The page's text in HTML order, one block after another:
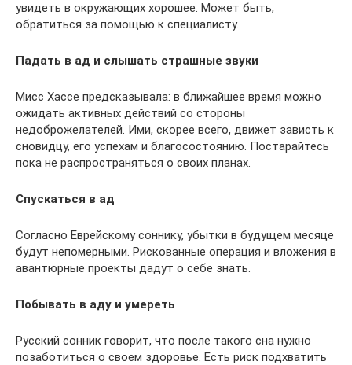
увидеть в окружающих хорошее. Может быть,
обратиться за помощью к специалисту.
Падать в ад и слышать страшные звуки
Мисс Хассе предсказывала: в ближайшее время можно
ожидать активных действий со стороны
недоброжелателей. Ими, скорее всего, движет зависть к
сновидцу, его успехам и благосостоянию. Постарайтесь
пока не распространяться о своих планах.
Спускаться в ад
Согласно Еврейскому соннику, убытки в будущем месяце
будут непомерными. Рискованные операция и вложения в
авантюрные проекты дадут о себе знать.
Побывать в аду и умереть
Русский сонник говорит, что после такого сна нужно
позаботиться о своем здоровье. Есть риск подхватить